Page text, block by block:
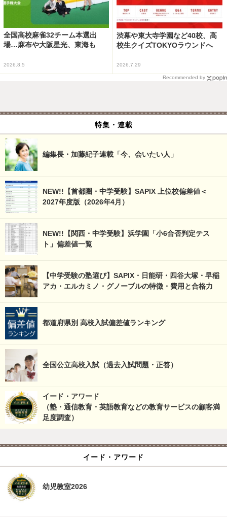
全国高校麻雀32チーム本選出
場…麻布や大阪星光、東海も
2026.8.5
渋幕や東大寺学園など40校、高
校生クイズTOKYOラウンドへ
2026.7.29
Recommended by
特集・連載
編集長・加藤紀子連載「今、会いたい人」
NEW!!【首都圏・中学受験】SAPIX 上位校偏差値＜
2027年度版（2026年4月）
NEW!!【関西・中学受験】浜学園「小6合否判定テス
ト」偏差値一覧
【中学受験の塾選び】SAPIX・日能研・四谷大塚・早稲
アカ・エルカミノ・グノーブルの特徴・費用と合格力
都道府県別 高校入試偏差値ランキング
全国公立高校入試（過去入試問題・正答）
イード・アワード
（塾・通信教育・英語教育などの教育サービスの顧客満
足度調査）
イード・アワード
幼児教室2026